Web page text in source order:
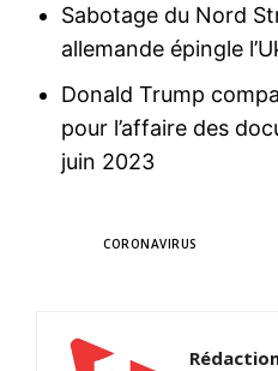
Sabotage du Nord
allemande épingle
Donald Trump
pour l’affaire des
juin 2023
CORONAVIRUS